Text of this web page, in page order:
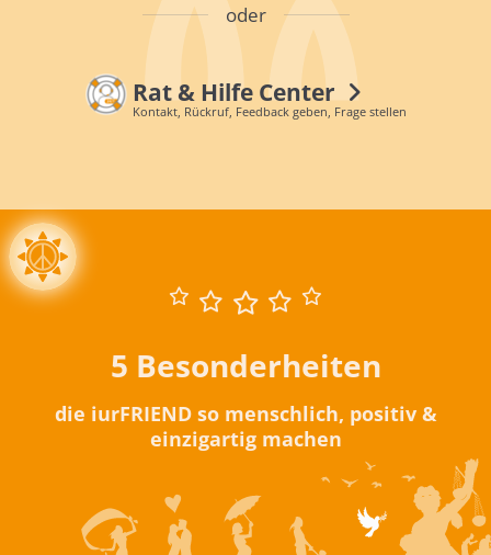
oder
Rat & Hilfe Center
Kontakt, Rückruf, Feedback geben, Frage stellen
5 Besonderheiten
die iurFRIEND so menschlich, positiv &
einzigartig machen